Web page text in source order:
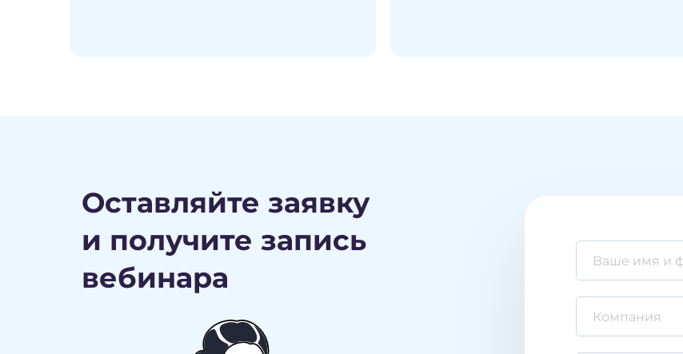
Оставляйте заявку
и получите запись
вебинара